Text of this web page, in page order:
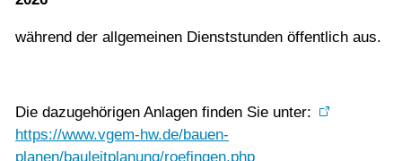
während der allgemeinen Dienststunden öffentlich aus.
Die dazugehörigen Anlagen finden Sie unter:
https://www.vgem-hw.de/bauen-
planen/bauleitplanung/roefingen.php